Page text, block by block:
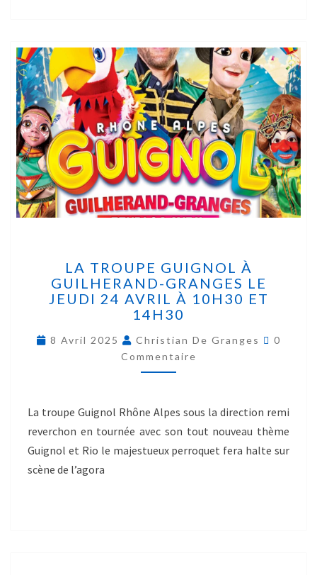
LA TROUPE GUIGNOL À
GUILHERAND-GRANGES LE
JEUDI 24 AVRIL À 10H30 ET
14H30
8 Avril 2025 Christian De Granges
0
Commentaire
La troupe Guignol Rhône Alpes sous la direction remi
reverchon en tournée avec son tout nouveau thème
Guignol et Rio le majestueux perroquet fera halte sur
scène de l’agora